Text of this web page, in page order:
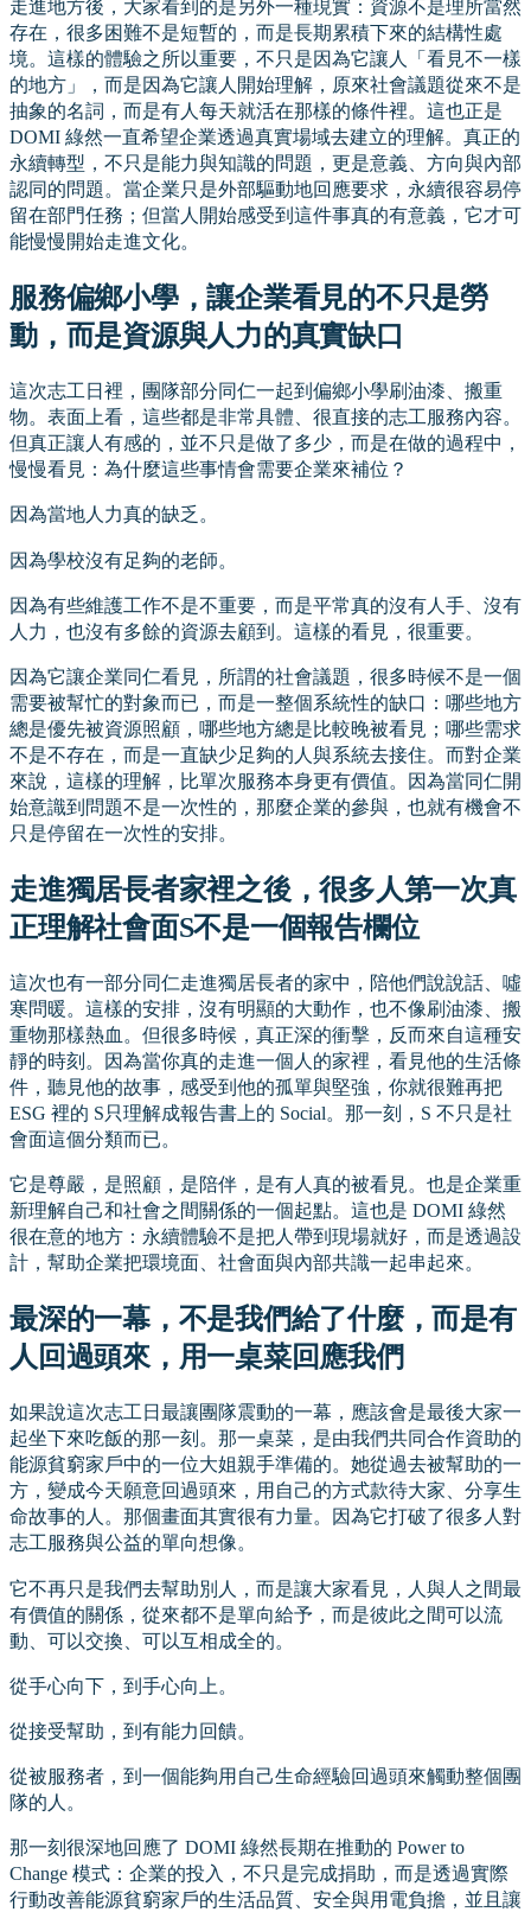
走進地方後，大家看到的是另外一種現實：資源不是理所當然
存在，很多困難不是短暫的，而是長期累積下來的結構性處
境。這樣的體驗之所以重要，不只是因為它讓人「看見不一樣
的地方」，而是因為它讓人開始理解，原來社會議題從來不是
抽象的名詞，而是有人每天就活在那樣的條件裡。這也正是
DOMI 綠然一直希望企業透過真實場域去建立的理解。真正的
永續轉型，不只是能力與知識的問題，更是意義、方向與內部
認同的問題。當企業只是外部驅動地回應要求，永續很容易停
留在部門任務；但當人開始感受到這件事真的有意義，它才可
能慢慢開始走進文化。
服務偏鄉小學，讓企業看見的不只是勞
動，而是資源與人力的真實缺口
這次志工日裡，團隊部分同仁一起到偏鄉小學刷油漆、搬重
物。表面上看，這些都是非常具體、很直接的志工服務內容。
但真正讓人有感的，並不只是做了多少，而是在做的過程中，
慢慢看見：為什麼這些事情會需要企業來補位？
因為當地人力真的缺乏。
因為學校沒有足夠的老師。
因為有些維護工作不是不重要，而是平常真的沒有人手、沒有
人力，也沒有多餘的資源去顧到。這樣的看見，很重要。
因為它讓企業同仁看見，所謂的社會議題，很多時候不是一個
需要被幫忙的對象而已，而是一整個系統性的缺口：哪些地方
總是優先被資源照顧，哪些地方總是比較晚被看見；哪些需求
不是不存在，而是一直缺少足夠的人與系統去接住。而對企業
來說，這樣的理解，比單次服務本身更有價值。因為當同仁開
始意識到問題不是一次性的，那麼企業的參與，也就有機會不
只是停留在一次性的安排。
走進獨居長者家裡之後，很多人第一次真
正理解社會面S不是一個報告欄位
這次也有一部分同仁走進獨居長者的家中，陪他們說說話、噓
寒問暖。這樣的安排，沒有明顯的大動作，也不像刷油漆、搬
重物那樣熱血。但很多時候，真正深的衝擊，反而來自這種安
靜的時刻。因為當你真的走進一個人的家裡，看見他的生活條
件，聽見他的故事，感受到他的孤單與堅強，你就很難再把
ESG 裡的 S只理解成報告書上的 Social。那一刻，S 不只是社
會面這個分類而已。
它是尊嚴，是照顧，是陪伴，是有人真的被看見。也是企業重
新理解自己和社會之間關係的一個起點。這也是 DOMI 綠然
很在意的地方：永續體驗不是把人帶到現場就好，而是透過設
計，幫助企業把環境面、社會面與內部共識一起串起來。
最深的一幕，不是我們給了什麼，而是有
人回過頭來，用一桌菜回應我們
如果說這次志工日最讓團隊震動的一幕，應該會是最後大家一
起坐下來吃飯的那一刻。那一桌菜，是由我們共同合作資助的
能源貧窮家戶中的一位大姐親手準備的。她從過去被幫助的一
方，變成今天願意回過頭來，用自己的方式款待大家、分享生
命故事的人。那個畫面其實很有力量。因為它打破了很多人對
志工服務與公益的單向想像。
它不再只是我們去幫助別人，而是讓大家看見，人與人之間最
有價值的關係，從來都不是單向給予，而是彼此之間可以流
動、可以交換、可以互相成全的。
從手心向下，到手心向上。
從接受幫助，到有能力回饋。
從被服務者，到一個能夠用自己生命經驗回過頭來觸動整個團
隊的人。
那一刻很深地回應了 DOMI 綠然長期在推動的 Power to
Change 模式：企業的投入，不只是完成捐助，而是透過實際
行動改善能源貧窮家戶的生活品質、安全與用電負擔，並且讓